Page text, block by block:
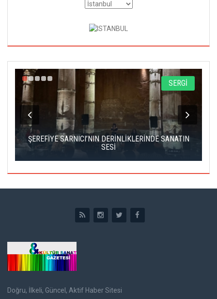
SERGİ
ŞEREFİYE SARNICI’NIN DERİNLİKLERİNDE SANATIN
SESİ
Doğru, İlkeli, Güncel, Aktif Haber Sitesi